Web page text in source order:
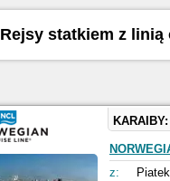
Rejsy statkiem z linią
KARAIBY:
z: